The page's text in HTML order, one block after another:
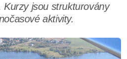
jsou strukturovány
aktivity.